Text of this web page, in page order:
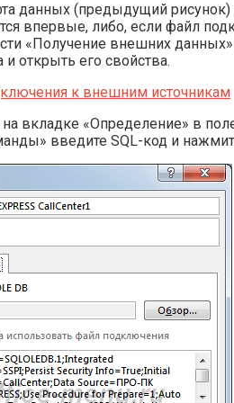
данных (предыдущий
впервые, либо, если файл
«Получение внешних
открыть его свойства.
вкладке «Определение» в
введите SQL-код и